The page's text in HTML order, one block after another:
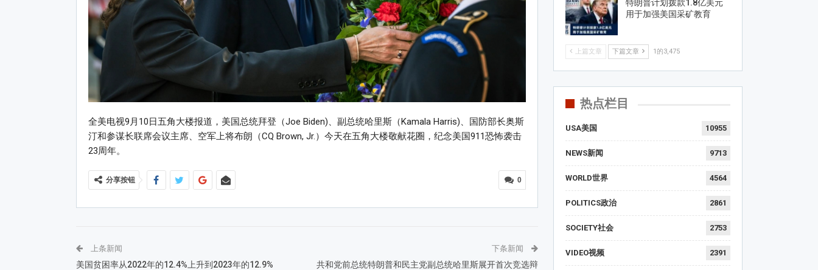
全美电视9月10日五角大楼报道，美国总统拜登（Joe Biden)、副总统哈里斯（Kamala Harris)、国防部长奥斯
汀和参谋长联席会议主席、空军上将布朗（CQ Brown, Jr.）今天在五角大楼敬献花圈，纪念美国911恐怖袭击
23周年。
0
分享按钮
上条新闻
美国贫困率从2022年的12.4%上升到2023年的12.9%
下条新闻
共和党前总统特朗普和民主党副总统哈里斯展开首次竞选辩
特朗普计划拨款1.8亿美元
用于加强美国采矿教育
上篇文章 下篇文章 1的3,475
热点栏目
USA美国 10955
NEWS新闻 9713
WORLD世界 4564
POLITICS政治 2861
SOCIETY社会 2753
VIDEO视频 2391